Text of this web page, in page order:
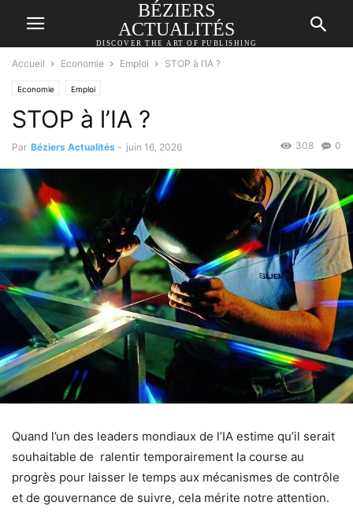
BÉZIERS
ACTUALITÉS
DISCOVER THE ART OF PUBLISHING
Accueil Economie Emploi STOP à l’IA ?
Economie Emploi
STOP à l’IA ?
Par Béziers Actualités - juin 16, 2026 0
308
Quand l’un des leaders mondiaux de l’IA estime qu’il serait
souhaitable de ralentir temporairement la course au
progrès pour laisser le temps aux mécanismes de contrôle
et de gouvernance de suivre, cela mérite notre attention.